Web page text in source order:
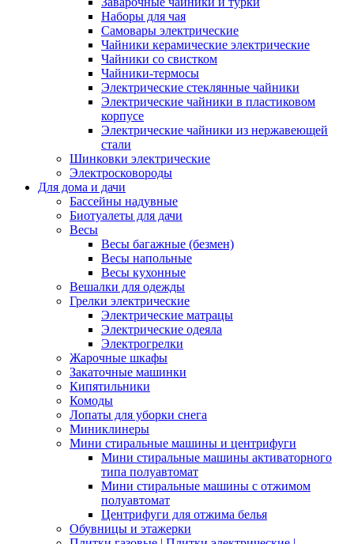
Наборы для чая
Самовары электрические
Чайники керамические электрические
Чайники со свистком
Чайники-термосы
Электрические стеклянные чайники
Электрические чайники в пластиковом
корпусе
Электрические чайники из нержавеющей
стали
Шинковки электрические
Электросковороды
Для дома и дачи
Бассейны надувные
Биотуалеты для дачи
Весы
Весы багажные (безмен)
Весы напольные
Весы кухонные
Вешалки для одежды
Грелки электрические
Электрические матрацы
Электрические одеяла
Электрогрелки
Жарочные шкафы
Закаточные машинки
Кипятильники
Комоды
Лопаты для уборки снега
Миниклинеры
Мини стиральные машины и центрифуги
Мини стиральные машины активаторного
типа полуавтомат
Мини стиральные машины с отжимом
полуавтомат
Центрифуги для отжима белья
Обувницы и этажерки